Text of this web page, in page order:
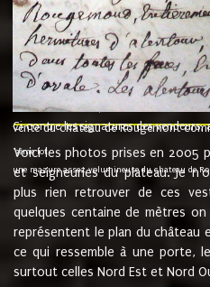
vend, purement simplement et
et chavannes conseiller du roy au
que le dit seigneur Baron de la
de la Velliere tout ainsi et comme
présent......"
suivent les rentes, donation des
Ci contre les signatures des vendeurs,
vente du château de Rougemont
"3ème lot
une mazure assez volumineuse du chateau de
Voici les photos prises en 2005
et seigneuries du plateau. Je
plus rien retrouver de ces
quelques centaine de mètres
représentent le plan du château
ce qui ressemble à une porte,
surtout celles Nord Est et Nord